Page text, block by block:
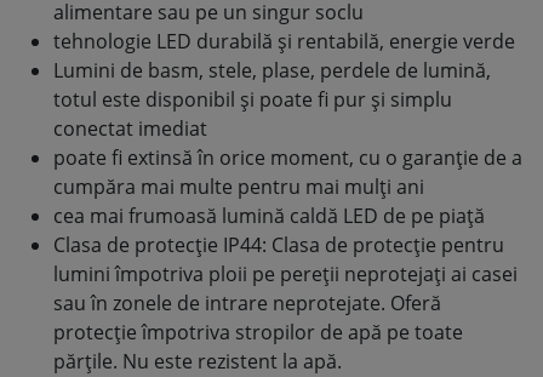
alimentare sau pe un singur soclu
tehnologie LED durabilă și rentabilă, energie verde
Lumini de basm, stele, plase, perdele de lumină,
totul este disponibil și poate fi pur și simplu
conectat imediat
poate fi extinsă în orice moment, cu o garanție de a
cumpăra mai multe pentru mai mulți ani
cea mai frumoasă lumină caldă LED de pe piață
Clasa de protecție IP44: Clasa de protecție pentru
lumini împotriva ploii pe pereții neprotejați ai casei
sau în zonele de intrare neprotejate. Oferă
protecție împotriva stropilor de apă pe toate
părțile. Nu este rezistent la apă.